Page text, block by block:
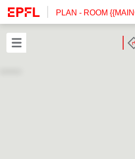
PLAN - ROOM